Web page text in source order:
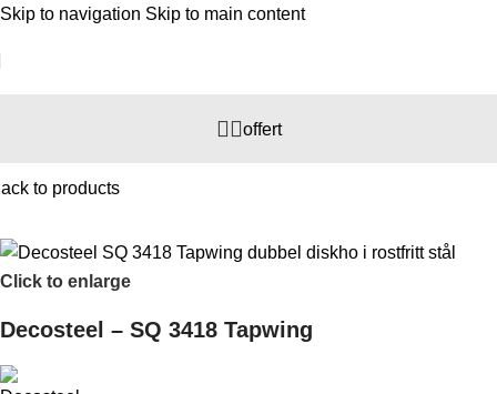
Skip to navigation Skip to main content
offert
to products
Click to enlarge
Decosteel – SQ 3418 Tapwing